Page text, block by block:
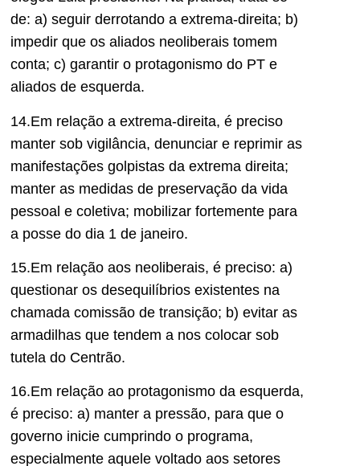
de: a) seguir derrotando a extrema-direita; b)
impedir que os aliados neoliberais tomem
conta; c) garantir o protagonismo do PT e
aliados de esquerda.
14.Em relação a extrema-direita, é preciso
manter sob vigilância, denunciar e reprimir as
manifestações golpistas da extrema direita;
manter as medidas de preservação da vida
pessoal e coletiva; mobilizar fortemente para
a posse do dia 1 de janeiro.
15.Em relação aos neoliberais, é preciso: a)
questionar os desequilíbrios existentes na
chamada comissão de transição; b) evitar as
armadilhas que tendem a nos colocar sob
tutela do Centrão.
16.Em relação ao protagonismo da esquerda,
é preciso: a) manter a pressão, para que o
governo inicie cumprindo o programa,
especialmente aquele voltado aos setores